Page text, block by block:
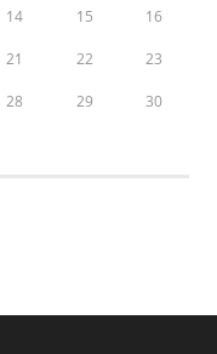
14 15 16
21 22 23
28 29 30